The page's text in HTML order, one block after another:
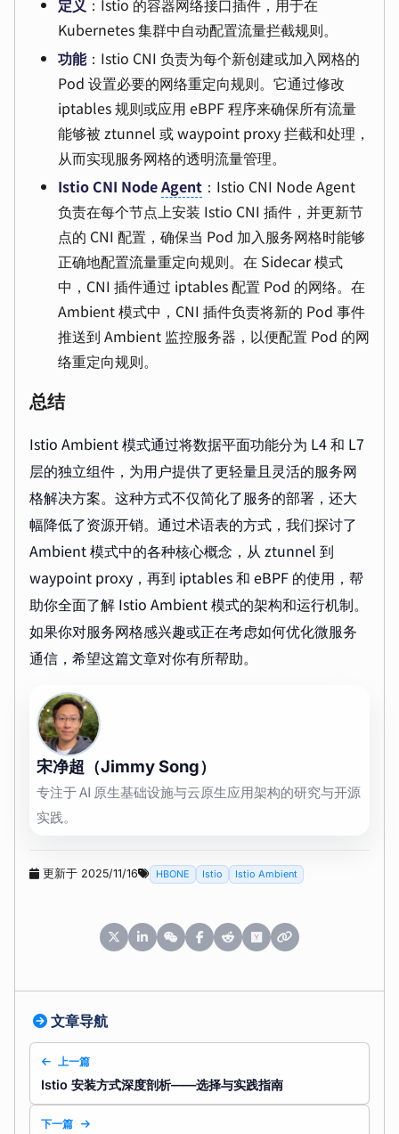
Kubernetes 集群中自动配置流量拦截规则。
功能：Istio CNI 负责为每个新创建或加入网格的
Pod 设置必要的网络重定向规则。它通过修改
iptables 规则或应用 eBPF 程序来确保所有流量
能够被 ztunnel 或 waypoint proxy 拦截和处理，
从而实现服务网格的透明流量管理。
Istio CNI NodeAgent ：Istio CNI Node Agent
负责在每个节点上安装 Istio CNI 插件，并更新节
点的 CNI 配置，确保当 Pod 加入服务网格时能够
正确地配置流量重定向规则。在 Sidecar 模式
中，CNI 插件通过 iptables 配置 Pod 的网络。在
Ambient 模式中，CNI 插件负责将新的 Pod 事件
推送到 Ambient 监控服务器，以便配置 Pod 的网
络重定向规则。
总结
Istio Ambient 模式通过将数据平面功能分为 L4 和 L7
层的独立组件，为用户提供了更轻量且灵活的服务网
格解决方案。这种方式不仅简化了服务的部署，还大
幅降低了资源开销。通过术语表的方式，我们探讨了
Ambient 模式中的各种核心概念，从 ztunnel 到
waypoint proxy，再到 iptables 和 eBPF 的使用，帮
助你全面了解 Istio Ambient 模式的架构和运行机制。
如果你对服务网格感兴趣或正在考虑如何优化微服务
通信，希望这篇文章对你有所帮助。
宋净超（Jimmy Song）
专注于 AI 原生基础设施与云原生应用架构的研究与开源
实践。
更新于 2025/11/16 HBONE Istio Istio Ambient
文章导航
上一篇
Istio 安装方式深度剖析——选择与实践指南
下一篇